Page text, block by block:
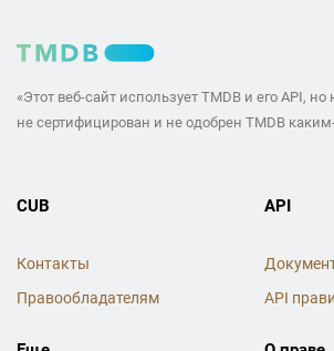
«Этот веб-сайт использует TMDB и его API,
не сертифицирован и не одобрен TMDB
CUB
Контакты
Правообладателям
API
API